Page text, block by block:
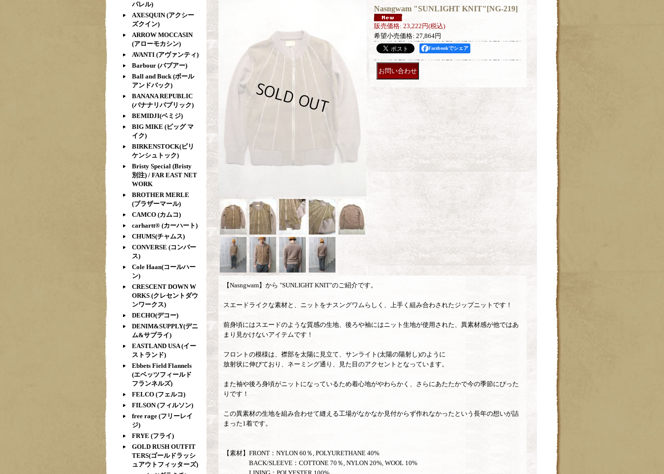
パレル)
AXESQUIN (アクシー
ズクイン)
ARROW MOCCASIN
(アローモカシン)
AVANTI (アヴァンティ)
Barbour (バブアー)
Ball and Buck (ボール
アンドバック)
BANANA REPUBLIC
(バナナリパブリック)
BEMIDJI(ベミジ)
BIG MIKE (ビッグ マ
イク)
BIRKENSTOCK(ビリ
ケンシュトック)
Bristy Special (Bristy
別注) / FAR EAST NET
WORK
BROTHER MERLE
(ブラザーマール)
CAMCO (カムコ)
carhartt® (カーハート)
CHUMS(チャムス)
CONVERSE (コンバー
ス)
Cole Haan(コールハー
ン)
CRESCENT DOWN W
ORKS (クレセントダウ
ンワークス)
DECHO(デコー)
DENIM&SUPPLY(デニ
ム&サプライ)
EASTLAND USA (イー
ストランド)
Ebbets Field Flannels
(エベッツフィールド
フランネルズ)
FELCO (フェルコ)
FILSON (フィルソン)
free rage (フリーレイ
ジ)
FRYE (フライ)
GOLD RUSH OUTFIT
TERS(ゴールドラッシ
ュアウトフィッターズ)
Nasngwam "SUNLIGHT KNIT"[NG-219]
販売価格: 23,222円(税込)
希望小売価格: 27,864円
Facebookでシェア
【Nasngwam】から "SUNLIGHT KNIT"のご紹介です。
スエードライクな素材と、ニットをナスングワムらしく、上手く組み合わされたジップニットです！
前身頃にはスエードのような質感の生地、後ろや袖にはニット生地が使用された、異素材感が他ではあ
まり見かけないアイテムです！
フロントの模様は、襟部を太陽に見立て、サンライト(太陽の陽射し)のように
放射状に伸びており、ネーミング通り、見た目のアクセントとなっています。
また袖や後ろ身頃がニットになっているため着心地がやわらかく、さらにあたたかで今の季節にぴった
りです！
この異素材の生地を組み合わせて縫える工場がなかなか見付からず作れなかったという長年の想いが詰
まった1着です。
【素材】FRONT：NYLON 60％, POLYURETHANE 40%
BACK/SLEEVE：COTTONE 70％, NYLON 20%, WOOL 10%